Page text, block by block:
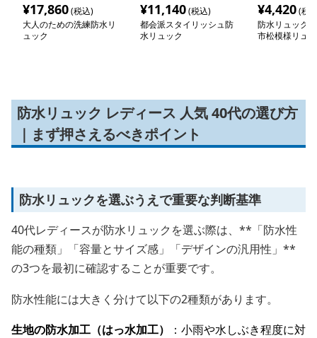
¥17,860(税込)
大人のための洗練防水リ
ュック
¥11,140(税込)
都会派スタイリッシュ防
水リュック
¥4,420(税
防水リュック
市松模様リュ
防水リュック レディース 人気 40代の選び方
｜まず押さえるべきポイント
防水リュックを選ぶうえで重要な判断基準
40代レディースが防水リュックを選ぶ際は、**「防水性
能の種類」「容量とサイズ感」「デザインの汎用性」**
の3つを最初に確認することが重要です。
防水性能には大きく分けて以下の2種類があります。
生地の防水加工（はっ水加工）
：小雨や水しぶき程度に対